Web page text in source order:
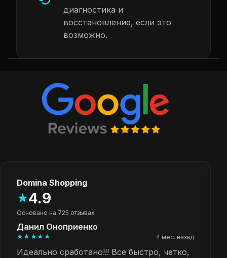
диагностика и
восстановление, если это
возможно.
Domina Shopping
★4.9
Основано на 725 отзывах
Данил Оноприенко
★★★★★ 4 мес. назад
Идеально сработано!!! Все быстро, четко,